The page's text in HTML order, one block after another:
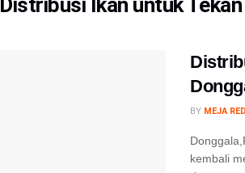
Distribusi Ikan untuk
BY MEJA
kembali